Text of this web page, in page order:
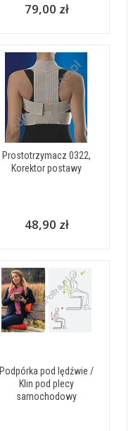
79,00 zł
Prostotrzymacz 0322,
Korektor postawy
48,90 zł
Podpórka pod lędźwie /
Klin pod plecy
samochodowy